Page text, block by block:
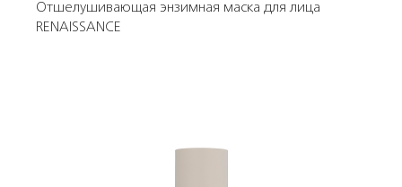
Отшелушивающая энзимная маска для лица
RENAISSANCE